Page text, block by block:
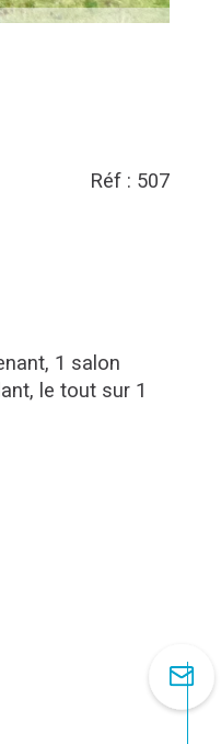
Réf : 507
1 salon
le tout sur 1